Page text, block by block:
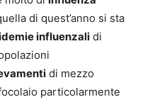
di quest’anno si sta
influenzali di
di mezzo
particolarmente